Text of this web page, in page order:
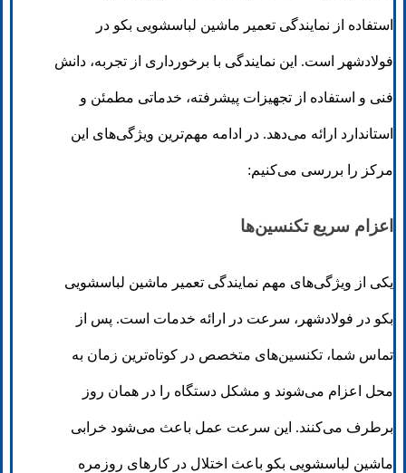
استفاده از نمایندگی تعمیر ماشین لباسشویی بکو در
فولادشهر است. این نمایندگی با برخورداری از تجربه، دانش
فنی و استفاده از تجهیزات پیشرفته، خدماتی مطمئن و
استاندارد ارائه می‌دهد. در ادامه مهم‌ترین ویژگی‌های این
مرکز را بررسی می‌کنیم:
اعزام سریع تکنسین‌ها
یکی از ویژگی‌های مهم نمایندگی تعمیر ماشین لباسشویی
بکو در فولادشهر، سرعت در ارائه خدمات است. پس از
تماس شما، تکنسین‌های متخصص در کوتاه‌ترین زمان به
محل اعزام می‌شوند و مشکل دستگاه را در همان روز
برطرف می‌کنند. این سرعت عمل باعث می‌شود خرابی
ماشین لباسشویی بکو باعث اختلال در کارهای روزمره